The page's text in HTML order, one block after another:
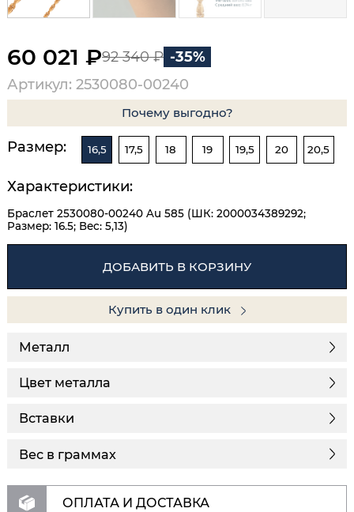
60 021 ₽92 340 ₽ -35%
Артикул: 2530080-00240
Почему выгодно?
Размер: 16,5 17,5 18 19 19,5 20 20,5
Характеристики:
Браслет 2530080-00240 Au 585 (ШК: 2000034389292;
Размер: 16.5; Вес: 5,13)
ДОБАВИТЬ В КОРЗИНУ
Купить в один клик
Металл
Цвет металла
Вставки
Вес в граммах
ОПЛАТА И ДОСТАВКА